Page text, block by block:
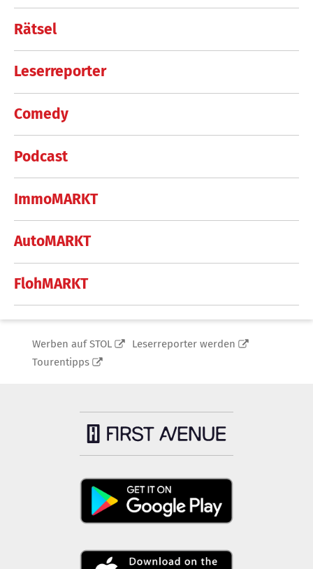
Rätsel
Leserreporter
Comedy
Podcast
ImmoMARKT
AutoMARKT
FlohMARKT
Werben auf STOL
Leserreporter werden
Tourentipps